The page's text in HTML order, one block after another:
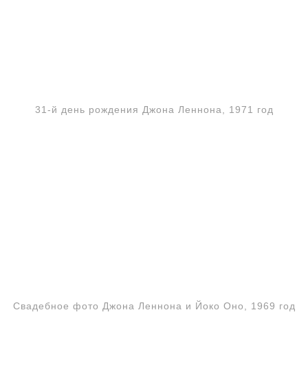
31-й день рождения Джона Леннона, 1971 год
Свадебное фото Джона Леннона и Йоко Оно, 1969 год